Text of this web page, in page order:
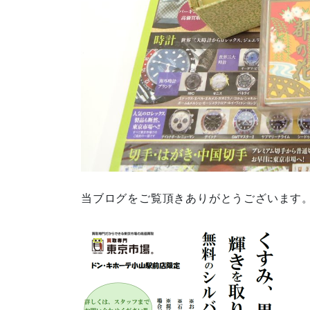
当ブログをご覧頂きありがとうございます